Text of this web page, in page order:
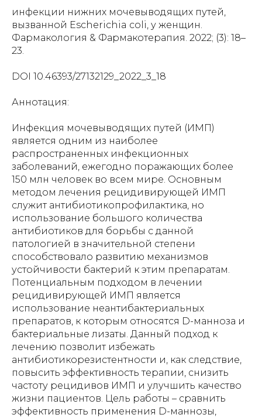
инфекции нижних мочевыводящих путей,
вызванной Escherichia coli, у женщин.
Фармакология & Фармакотерапия. 2022; (3): 18–
23.
DOI 10.46393/27132129_2022_3_18
Аннотация:
Инфекция мочевыводящих путей (ИМП)
является одним из наиболее
распространенных инфекционных
заболеваний, ежегодно поражающих более
150 млн человек во всем мире. Основным
методом лечения рецидивирующей ИМП
служит антибиотикопрофилактика, но
использование большого количества
антибиотиков для борьбы с данной
патологией в значительной степени
способствовало развитию механизмов
устойчивости бактерий к этим препаратам.
Потенциальным подходом в лечении
рецидивирующей ИМП является
использование неантибактериальных
препаратов, к которым относятся D-манноза и
бактериальные лизаты. Данный подход к
лечению позволит избежать
антибиотикорезистентности и, как следствие,
повысить эффективность терапии, снизить
частоту рецидивов ИМП и улучшить качество
жизни пациентов. Цель работы – сравнить
эффективность применения D-маннозы,